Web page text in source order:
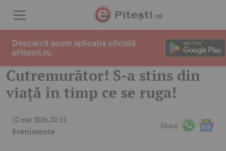
Cutremurător! S-a stins din
viață în timp ce se ruga!
12 mai 2026, 20:21
Evenimente
Share
Descarcă acum aplicația oficială
ePitesti.ro